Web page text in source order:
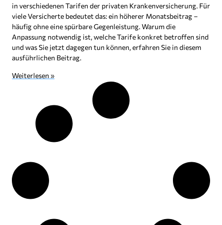
in verschiedenen Tarifen der privaten Krankenversicherung. Für
viele Versicherte bedeutet das: ein höherer Monatsbeitrag –
häufig ohne eine spürbare Gegenleistung. Warum die
Anpassung notwendig ist, welche Tarife konkret betroffen sind
und was Sie jetzt dagegen tun können, erfahren Sie in diesem
ausführlichen Beitrag.
Weiterlesen »